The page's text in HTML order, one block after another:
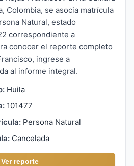
Colombia, se asocia matrícula
Natural, estado
correspondiente a
conocer el reporte completo
ingrese a
al informe integral.
Huila
101477
Persona Natural
Cancelada
Ver reporte